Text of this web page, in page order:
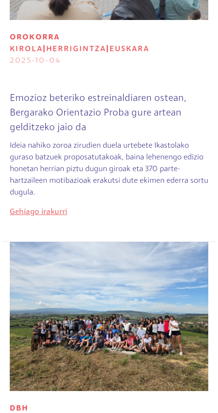
OROKORRA
KIROLA
HERRIGINTZA
EUSKARA
2025-10-04
Emozioz beteriko estreinaldiaren ostean,
Bergarako Orientazio Proba gure artean
gelditzeko jaio da
Ideia nahiko zoroa zirudien duela urtebete Ikastolako
guraso batzuek proposatutakoak, baina lehenengo edizio
honetan herrian piztu dugun giroak eta 370 parte-
hartzaileen motibazioak erakutsi dute ekimen ederra sortu
dugula.
Gehiago irakurri
Irudia
DBH